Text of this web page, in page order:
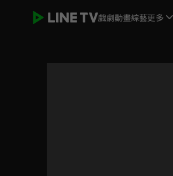
戲劇動畫綜藝更多